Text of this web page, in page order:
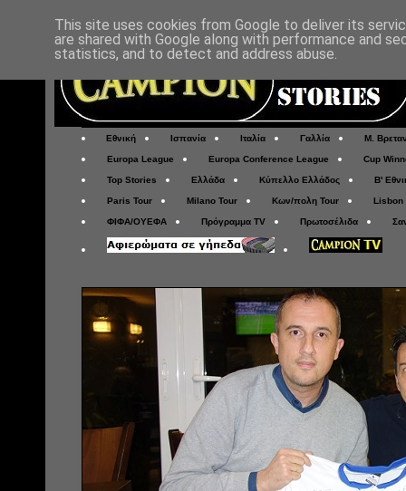
Εθνική Ισπανία Ιταλία Γαλλία Μ.
Europa League Europa Conference League Cup
Top Stories Ελλάδα Κύπελλο Ελλάδος Β'
Paris Tour Milano Tour Κων/πολη Tour Lisbon
ΦΙΦΑ/ΟΥΕΦΑ Πρόγραμμα TV Πρωτοσέλιδα
This site uses cookies from Google to deliver its
are shared with Google along with performance and
statistics, and to detect and address abuse.